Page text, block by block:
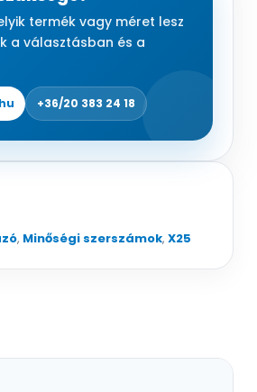
termék vagy méret lesz
a választásban és a
+36/20 383 24 18
, Minőségi szerszámok, X25